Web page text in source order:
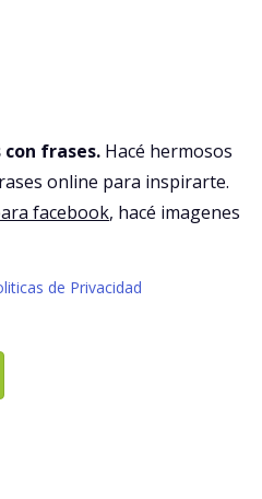
frases. Hacé hermosos
online para inspirarte.
facebook, hacé imagenes
de Privacidad